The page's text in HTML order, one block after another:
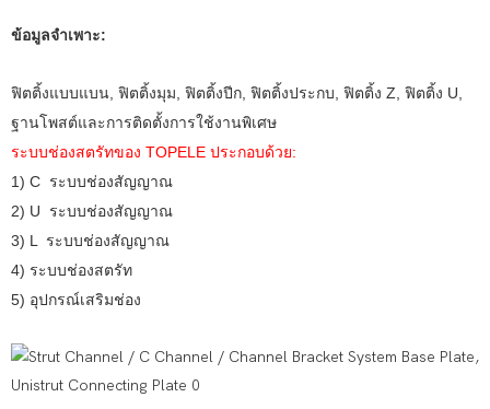
ข้อมูลจำเพาะ:
ฟิตติ้งแบบแบน, ฟิตติ้งมุม, ฟิตติ้งปีก, ฟิตติ้งประกบ, ฟิตติ้ง Z, ฟิตติ้ง U,
ฐานโพสต์และการติดตั้งการใช้งานพิเศษ
ระบบช่องสตรัทของ TOPELE ประกอบด้วย:
1) C ระบบช่องสัญญาณ
2) U ระบบช่องสัญญาณ
3) L ระบบช่องสัญญาณ
4) ระบบช่องสตรัท
5) อุปกรณ์เสริมช่อง